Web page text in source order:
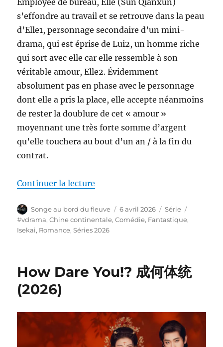
s’effondre au travail et se retrouve dans la peau
d’Elle1, personnage secondaire d’un mini-
drama, qui est éprise de Lui2, un homme riche
qui sort avec elle car elle ressemble à son
véritable amour, Elle2. Évidemment
absolument pas en phase avec le personnage
dont elle a pris la place, elle accepte néanmoins
de rester la doublure de cet « amour »
moyennant une très forte somme d’argent
qu’elle touchera au bout d’un an / à la fin du
contrat.
Continuer la lecture
Auteur
Songe au bord du fleuve
Publié
le
6 avril 2026 Catégories
Série
#vdrama,Chine continentale,Comédie, Fantastique,
Isekai, Romance,Séries 2026
How Dare You!? 成何体统
(2026)